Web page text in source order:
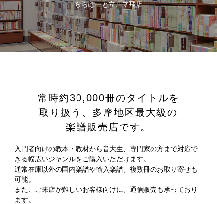
ららぽーと立川立飛店
常時約30,000冊のタイトルを
取り扱う、 多摩地区最大級の
楽譜販売店です。
入門者向けの教本・教材から音大生、専門家の方まで対応で
きる幅広いジャンルをご購入いただけます。
通常在庫以外の国内楽譜や輸入楽譜、複数冊のお取り寄せも
可能。
また、ご来店が難しいお客様向けに、通信販売も承っており
ます。